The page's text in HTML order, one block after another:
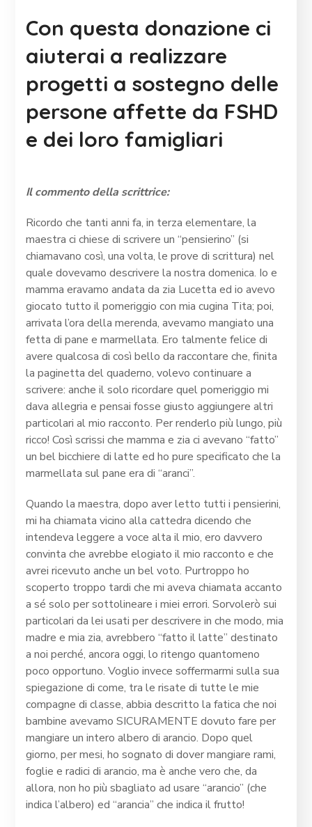
Con questa donazione ci
aiuterai a realizzare
progetti a sostegno delle
persone affette da FSHD
e dei loro famigliari
Il commento della scrittrice:
Ricordo che tanti anni fa, in terza elementare, la
maestra ci chiese di scrivere un “pensierino” (si
chiamavano così, una volta, le prove di scrittura) nel
quale dovevamo descrivere la nostra domenica. Io e
mamma eravamo andata da zia Lucetta ed io avevo
giocato tutto il pomeriggio con mia cugina Tita; poi,
arrivata l’ora della merenda, avevamo mangiato una
fetta di pane e marmellata. Ero talmente felice di
avere qualcosa di così bello da raccontare che, finita
la paginetta del quaderno, volevo continuare a
scrivere: anche il solo ricordare quel pomeriggio mi
dava allegria e pensai fosse giusto aggiungere altri
particolari al mio racconto. Per renderlo più lungo, più
ricco! Così scrissi che mamma e zia ci avevano “fatto”
un bel bicchiere di latte ed ho pure specificato che la
marmellata sul pane era di “aranci”.
Quando la maestra, dopo aver letto tutti i pensierini,
mi ha chiamata vicino alla cattedra dicendo che
intendeva leggere a voce alta il mio, ero davvero
convinta che avrebbe elogiato il mio racconto e che
avrei ricevuto anche un bel voto. Purtroppo ho
scoperto troppo tardi che mi aveva chiamata accanto
a sé solo per sottolineare i miei errori. Sorvolerò sui
particolari da lei usati per descrivere in che modo, mia
madre e mia zia, avrebbero “fatto il latte” destinato
a noi perché, ancora oggi, lo ritengo quantomeno
poco opportuno. Voglio invece soffermarmi sulla sua
spiegazione di come, tra le risate di tutte le mie
compagne di classe, abbia descritto la fatica che noi
bambine avevamo SICURAMENTE dovuto fare per
mangiare un intero albero di arancio. Dopo quel
giorno, per mesi, ho sognato di dover mangiare rami,
foglie e radici di arancio, ma è anche vero che, da
allora, non ho più sbagliato ad usare “arancio” (che
indica l’albero) ed “arancia” che indica il frutto!